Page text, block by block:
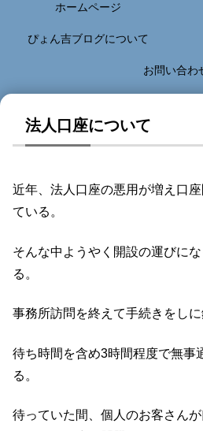
ホームページ
ぴょん吉ブログについて
お問い合わ
法人口座について
近年、法人口座の悪用が増え口
ている。
そんな中ようやく開設の運びに
る。
事務所訪問を終えて手続きをしに
待ち時間を含め3時間程度で無事
る。
待っていた間、個人のお客さん